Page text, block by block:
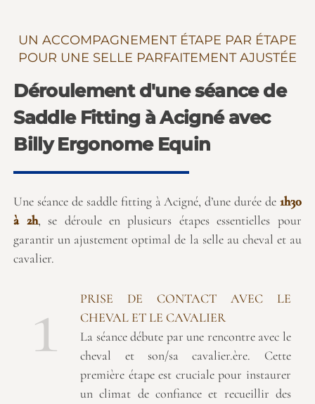
UN ACCOMPAGNEMENT ÉTAPE PAR ÉTAPE
POUR UNE SELLE PARFAITEMENT AJUSTÉE
Déroulement d'une séance de
Saddle Fitting à Acigné avec
Billy Ergonome Equin
Une séance de saddle fitting à Acigné, d’une durée de 1h30
à 2h, se déroule en plusieurs étapes essentielles pour
garantir un ajustement optimal de la selle au cheval et au
cavalier.
1
PRISE DE CONTACT AVEC LE
CHEVAL ET LE CAVALIER
La séance débute par une rencontre avec le
cheval et son/sa cavalier.ère. Cette
première étape est cruciale pour instaurer
un climat de confiance et recueillir des